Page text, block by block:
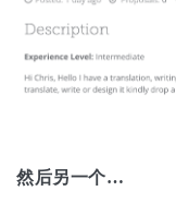
然后另一个…